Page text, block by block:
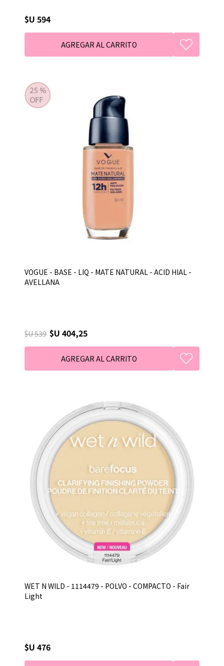
$U 594
VOGUE - BASE - LIQ - MATE NATURAL - ACID HIAL -
AVELLANA
$U 539 $U 404,25
WET N WILD - 1114479 - POLVO - COMPACTO - Fair
Light
$U 476